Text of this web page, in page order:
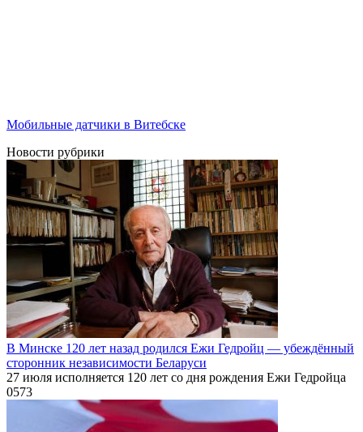
Мобильные датчики в Витебске
Новости рубрики
В Минске 120 лет назад родился Ежи Гедройц — убеждённый
сторонник независимости Беларуси
27 июля исполняется 120 лет со дня рождения Ежи Гедройца
0573